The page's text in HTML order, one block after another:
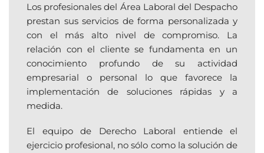
Los profesionales del Área Laboral del Despacho
prestan sus servicios de forma personalizada y
con el más alto nivel de compromiso. La
relación con el cliente se fundamenta en un
conocimiento profundo de su actividad
empresarial o personal lo que favorece la
implementación de soluciones rápidas y a
medida.
El equipo de Derecho Laboral entiende el
ejercicio profesional, no sólo como la solución de